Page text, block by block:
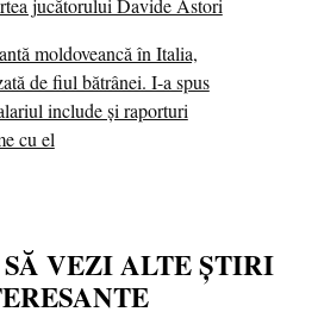
jucătorului Davide Astori
moldoveancă în Italia,
de fiul bătrânei. I-a spus
include și raporturi
cu el
VEZI ALTE ȘTIRI